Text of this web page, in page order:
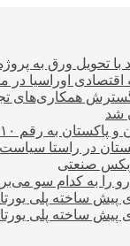
با تحویل ورق به
اقتصادی اوراسیا
گسترش همکاری‌های
شد
به رقم ۱۰ میلیارد دلار
در راستا
صنعتی
را به کدام سو
پیش ساخته پلی
پیش ساخته پلی